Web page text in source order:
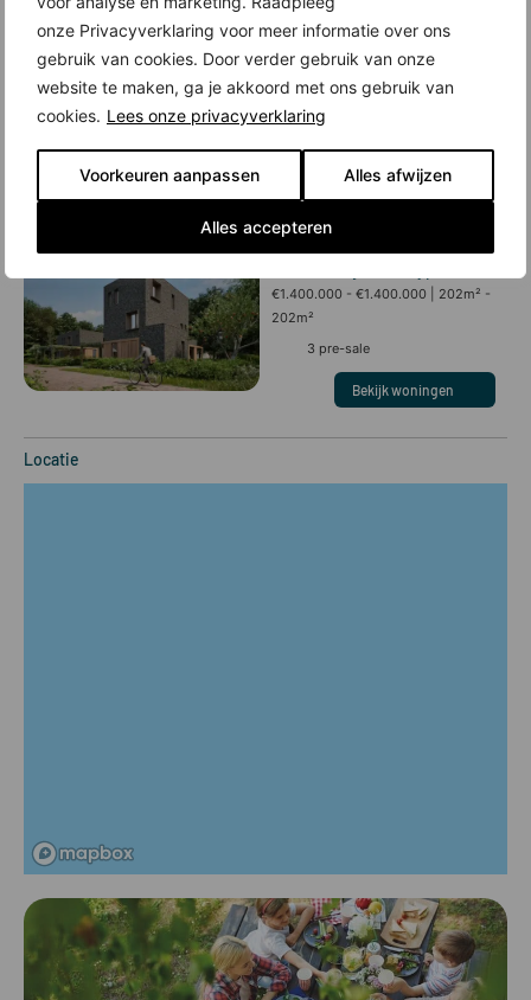
onze Privacyverklaring voor meer informatie over ons
gebruik van cookies. Door verder gebruik van onze
website te maken, ga je akkoord met ons gebruik van
cookies. Lees onze privacyverklaring
Voorkeuren aanpassen Alles afwijzen
Alles accepteren
Tuinvilla half vrijstaand type D
€1.200.000 - €1.200.000
202m² -
202m²
6pre-sale
€1.400.000 - €1.400.000
202m² -
202m²
3 pre-sale
Bekijk woningen
Locatie